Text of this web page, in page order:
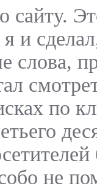
сайту.
и
слова,
по
не